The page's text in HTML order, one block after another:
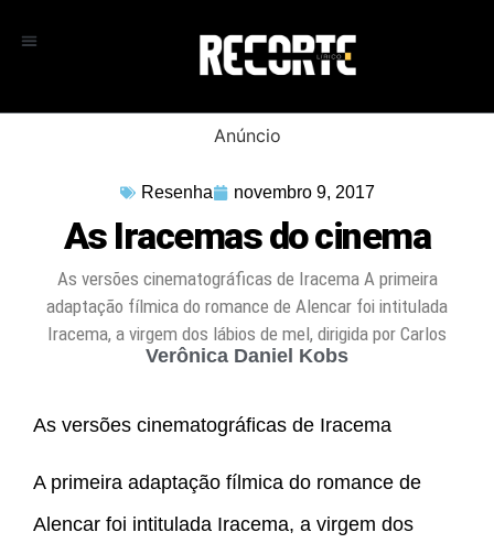
Anúncio
Resenha novembro 9, 2017
As Iracemas do cinema
As versões cinematográficas de Iracema A primeira
adaptação fílmica do romance de Alencar foi intitulada
Iracema, a virgem dos lábios de mel, dirigida por Carlos
Verônica Daniel Kobs
As versões cinematográficas de Iracema
A primeira adaptação fílmica do romance de
Alencar foi intitulada Iracema, a virgem dos